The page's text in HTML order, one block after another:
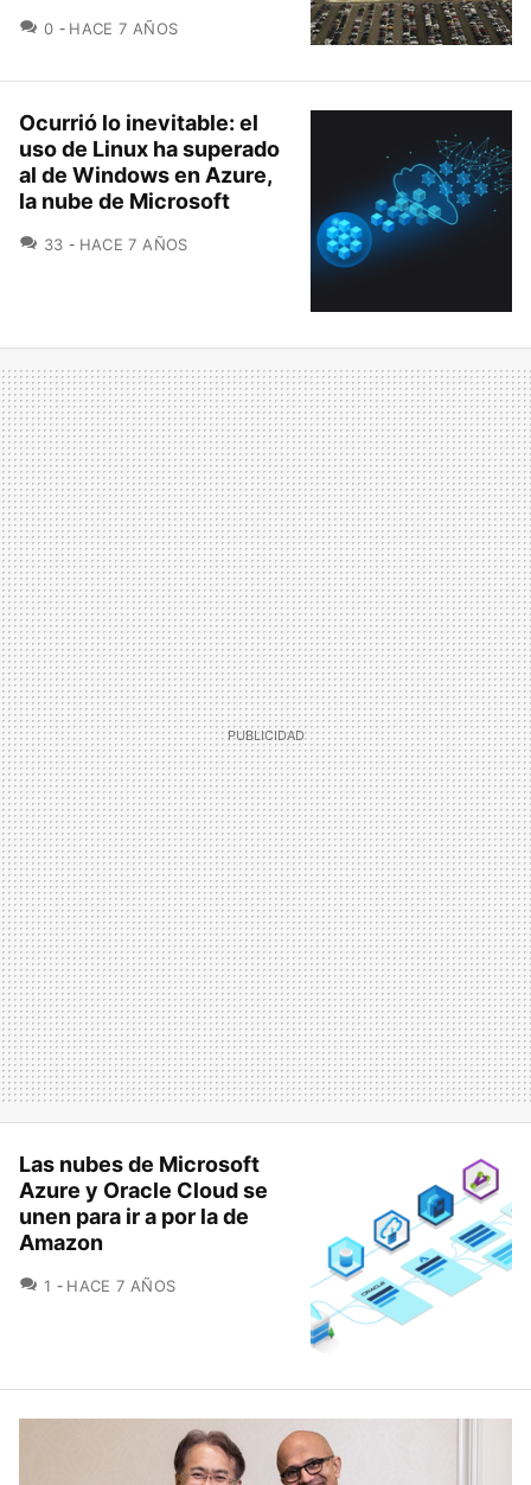
0 COMENTARIOS
HACE 7 AÑOS
Ocurrió lo inevitable: el
uso de Linux ha superado
al de Windows en Azure,
la nube de Microsoft
33 COMENTARIOS
HACE 7 AÑOS
Las nubes de Microsoft
Azure y Oracle Cloud se
unen para ir a por la de
Amazon
1 COMENTARIOS
HACE 7 AÑOS